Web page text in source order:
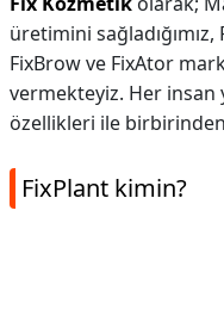
üretimini
FixBrow ve FixAtor
vermekteyiz. Her insan
özellikleri ile birbirinden
FixPlant kimin?